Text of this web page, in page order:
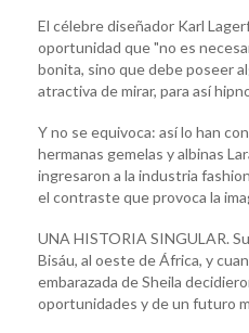
El célebre diseñador Karl
oportunidad que "no es
bonita, sino que debe poseer
atractiva de mirar, para así
Y no se equivoca: así lo han
hermanas gemelas y albinas
ingresaron a la industria
el contraste que provoca la
UNA HISTORIA SINGULAR.
Bisáu, al oeste de África, y
embarazada de Sheila
oportunidades y de un futuro